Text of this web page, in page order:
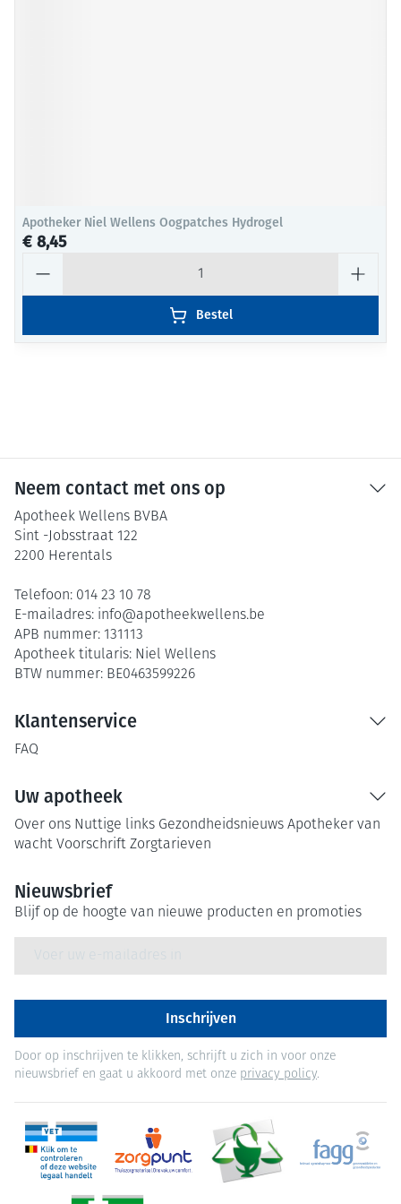
Apotheker Niel Wellens Oogpatches Hydrogel
€ 8,45
Bestel
Neem contact met ons op
Apotheek Wellens BVBA
Sint -Jobsstraat 122
2200 Herentals
Telefoon: 014 23 10 78
E-mailadres: info@apotheekwellens.be
APB nummer: 131113
Apotheek titularis: Niel Wellens
BTW nummer: BE0463599226
Klantenservice
FAQ
Uw apotheek
Over ons Nuttige links Gezondheidsnieuws Apotheker van
wacht Voorschrift Zorgtarieven
Nieuwsbrief
Blijf op de hoogte van nieuwe producten en promoties
Inschrijven
Door op inschrijven te klikken, schrijft u zich in voor onze
nieuwsbrief en gaat u akkoord met onze privacy policy.